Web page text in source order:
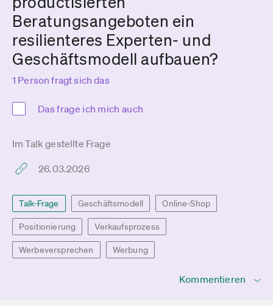
Beratungsangeboten ein
resilienteres Experten- und
Geschäftsmodell aufbauen?
1 Person fragt sich das
Das frage ich mich auch
Im Talk gestellte Frage
26.03.2026
Talk-Frage Geschäftsmodell Online-Shop
Positionierung Verkaufsprozess
Werbeversprechen Werbung
Kommentieren